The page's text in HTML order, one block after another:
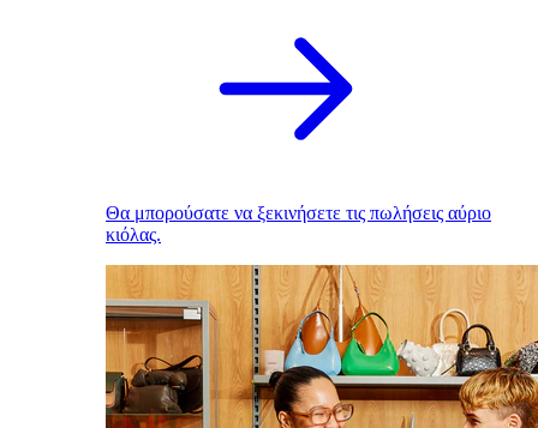
Θα μπορούσατε να ξεκινήσετε τις πωλήσεις αύριο
κιόλας.